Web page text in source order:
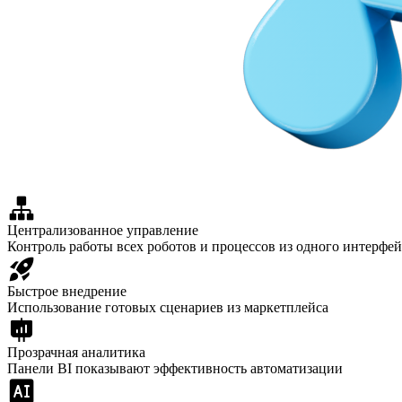
Централизованное управление
Контроль работы всех роботов и процессов из одного
Быстрое внедрение
Использование готовых сценариев из маркетплейса
Прозрачная аналитика
Панели BI показывают эффективность автоматизации